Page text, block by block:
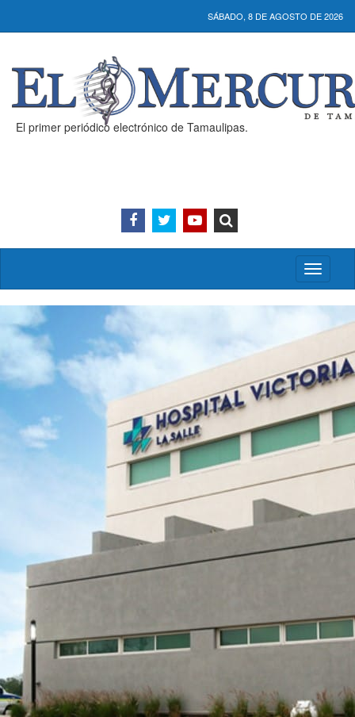
SÁBADO, 8 DE AGOSTO DE 2026
El primer periódico electrónico de Tamaulipas.
Activar/
menú